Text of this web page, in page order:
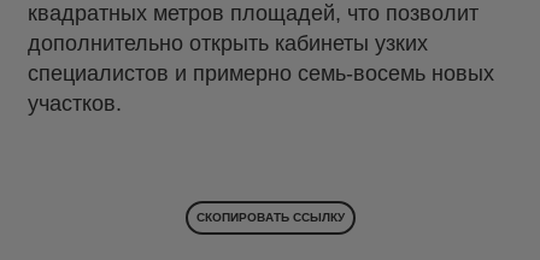
квадратных метров площадей, что позволит
дополнительно открыть кабинеты узких
специалистов и примерно семь-восемь новых
участков.
СКОПИРОВАТЬ ССЫЛКУ